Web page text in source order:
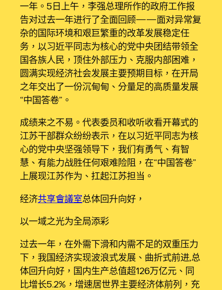
一年。5日上午，李强总理所作的政府工作报
告对过去一年进行了全面回顾——面对异常复
杂的国际环境和艰巨繁重的改革发展稳定任
务，以习近平同志为核心的党中央团结带领全
国各族人民，顶住外部压力、克服内部困难，
圆满实现经济社会发展主要预期目标，在开局
之年交出了一份沉甸甸、分量足的高质量发展
“中国答卷”。
成绩来之不易。代表委员和收听收看开幕式的
江苏干部群众纷纷表示，在以习近平同志为核
心的党中央坚强领导下，我们有勇气、有智
慧、有能力战胜任何艰难险阻，在“中国答卷”
上展现江苏作为、扛起江苏担当。
经济共享會議室总体回升向好，
以一域之光为全局添彩
过去一年，在外需下滑和内需不足的双重压力
下，我国经济实现波浪式发展、曲折式前进,总
体回升向好，国内生产总值超126万亿元、同
比增长5.2%，增速居世界主要经济体前列，充